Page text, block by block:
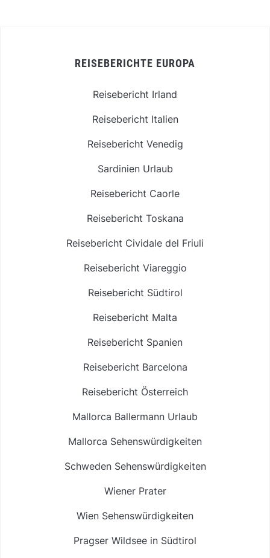
REISEBERICHTE EUROPA
Reisebericht Irland
Reisebericht Italien
Reisebericht Venedig
Sardinien Urlaub
Reisebericht Caorle
Reisebericht Toskana
Reisebericht Cividale del Friuli
Reisebericht Viareggio
Reisebericht Südtirol
Reisebericht Malta
Reisebericht Spanien
Reisebericht Barcelona
Reisebericht Österreich
Mallorca Ballermann Urlaub
Mallorca Sehenswürdigkeiten
Schweden Sehenswürdigkeiten
Wiener Prater
Wien Sehenswürdigkeiten
Pragser Wildsee in Südtirol